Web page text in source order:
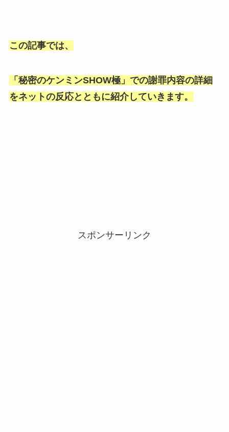
この記事では、
「秘密のケンミンSHOW極」での謝罪内容の詳細
をネットの反応とともに紹介していきます。
スポンサーリンク